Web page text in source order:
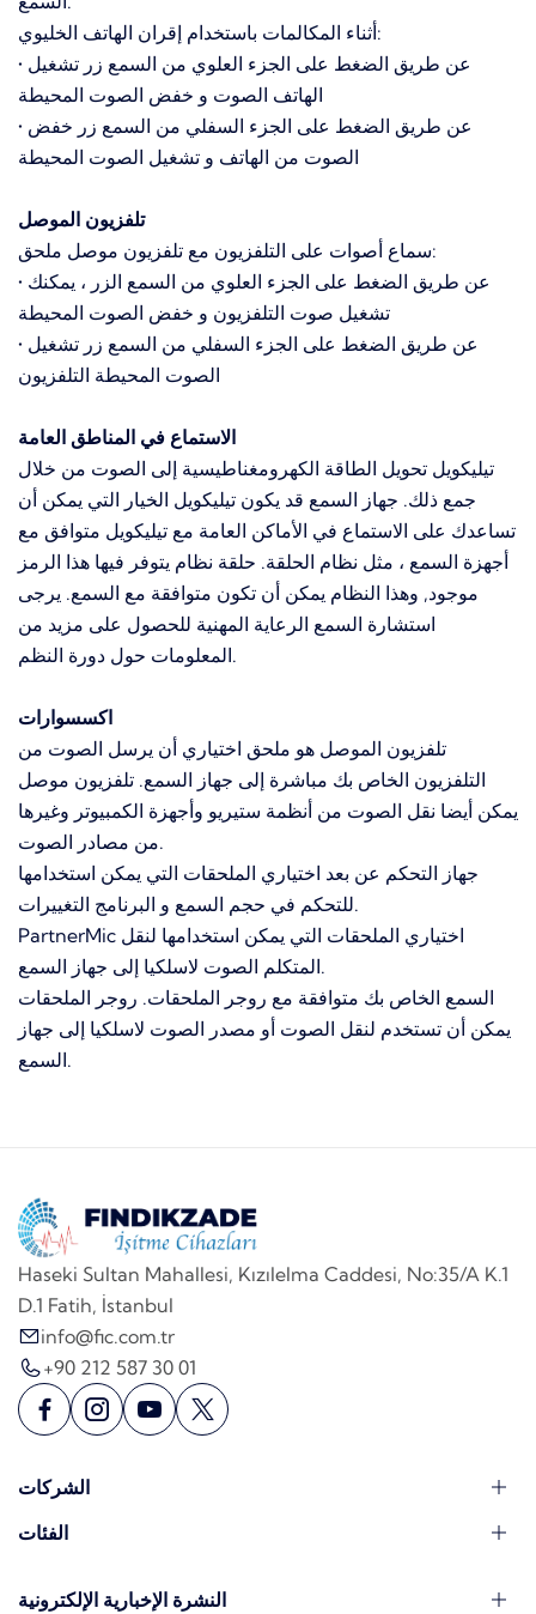
أثناء المكالمات باستخدام إقران الهاتف الخليوي:
• عن طريق الضغط على الجزء العلوي من السمع زر تشغيل
الهاتف الصوت و خفض الصوت المحيطة
• عن طريق الضغط على الجزء السفلي من السمع زر خفض
الصوت من الهاتف و تشغيل الصوت المحيطة
تلفزيون الموصل
سماع أصوات على التلفزيون مع تلفزيون موصل ملحق:
• عن طريق الضغط على الجزء العلوي من السمع الزر ، يمكنك
تشغيل صوت التلفزيون و خفض الصوت المحيطة
• عن طريق الضغط على الجزء السفلي من السمع زر تشغيل
الصوت المحيطة التلفزيون
الاستماع في المناطق العامة
تيليكويل تحويل الطاقة الكهرومغناطيسية إلى الصوت من خلال
جمع ذلك. جهاز السمع قد يكون تيليكويل الخيار التي يمكن أن
تساعدك على الاستماع في الأماكن العامة مع تيليكويل متوافق مع
أجهزة السمع ، مثل نظام الحلقة. حلقة نظام يتوفر فيها هذا الرمز
موجود, وهذا النظام يمكن أن تكون متوافقة مع السمع. يرجى
استشارة السمع الرعاية المهنية للحصول على مزيد من
المعلومات حول دورة النظم.
اكسسوارات
تلفزيون الموصل هو ملحق اختياري أن يرسل الصوت من
التلفزيون الخاص بك مباشرة إلى جهاز السمع. تلفزيون موصل
يمكن أيضا نقل الصوت من أنظمة ستيريو وأجهزة الكمبيوتر وغيرها
من مصادر الصوت.
جهاز التحكم عن بعد اختياري الملحقات التي يمكن استخدامها
للتحكم في حجم السمع و البرنامج التغييرات.
PartnerMic اختياري الملحقات التي يمكن استخدامها لنقل
المتكلم الصوت لاسلكيا إلى جهاز السمع.
السمع الخاص بك متوافقة مع روجر الملحقات. روجر الملحقات
يمكن أن تستخدم لنقل الصوت أو مصدر الصوت لاسلكيا إلى جهاز
السمع.
Haseki Sultan Mahallesi, Kızılelma Caddesi, No:35/A K.1
D.1 Fatih, İstanbul
info@fic.com.tr
+90 212 587 30 01
الشركات
الفئات
النشرة الإخبارية الإلكترونية